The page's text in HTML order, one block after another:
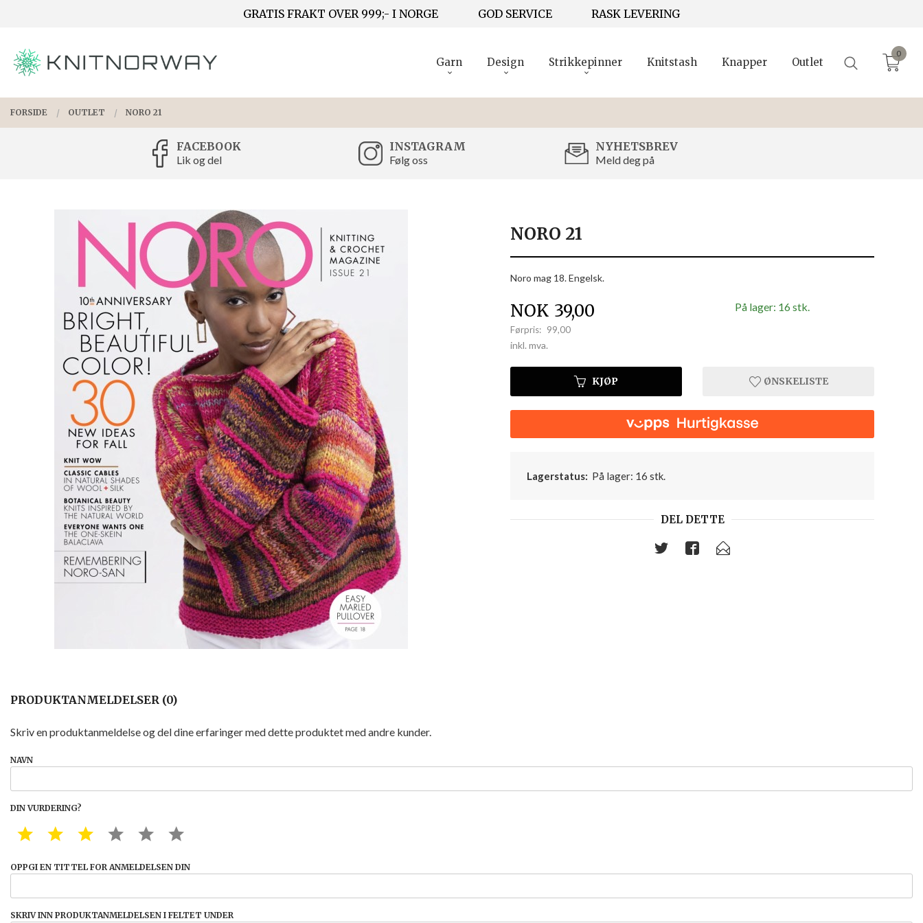
GRATIS FRAKT OVER 999;- I NORGE GOD SERVICE RASK LEVERING
PRODUKTER
Garn Design Strikkepinner Knitstash Knapper Outlet
0
FORSIDE OUTLET NORO 21
FACEBOOK
Lik og del
INSTAGRAM
Følg oss
NYHETSBREV
Meld deg på
NORO 21
Noro mag 18. Engelsk.
Tilbud
NOK 39,00
Førpris: 99,00
Rabatt
inkl. mva.
På lager: 16 stk.
KJØP ØNSKELISTE
Lagerstatus: På lager: 16 stk.
DEL DETTE
PRODUKTANMELDELSER (0)
Skriv en produktanmeldelse og del dine erfaringer med dette produktet med andre kunder.
NAVN
DIN VURDERING?
1 STAR2 STAR3 STAR4 STAR5 STAR
OPPGI EN TITTEL FOR ANMELDELSEN DIN
SKRIV INN PRODUKTANMELDELSEN I FELTET UNDER